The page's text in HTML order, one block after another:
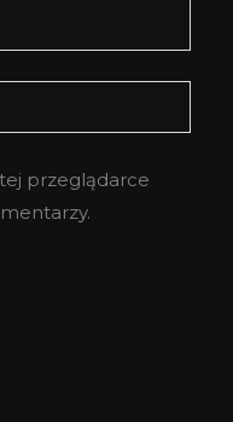
przeglądarce